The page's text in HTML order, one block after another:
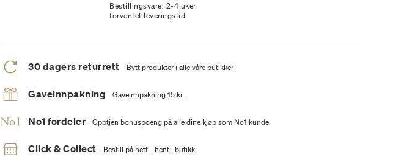
Bestillingsvare: 2-4 uker
forventet leveringstid
30 dagers returrett Bytt produkter i alle våre butikker
Gaveinnpakning Gaveinnpakning 15 kr.
No1 fordeler Opptjen bonuspoeng på alle dine kjøp som No1 kunde
Click & Collect Bestill på nett - hent i butikk